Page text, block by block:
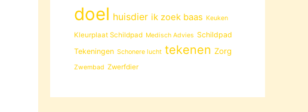
doel huisdier ik zoek baas Keuken
Kleurplaat Schildpad Medisch Advies Schildpad
Tekeningen Schonere lucht tekenen Zorg
Zwembad Zwerfdier